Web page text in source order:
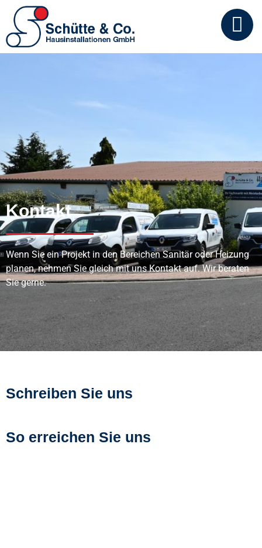
Kontakt
Wenn Sie ein Projekt in den Bereichen Sanitär oder Heizung
planen, nehmen Sie gleich mit uns Kontakt auf. Wir beraten
Sie gerne.
So erreichen Sie uns
Schreiben Sie uns